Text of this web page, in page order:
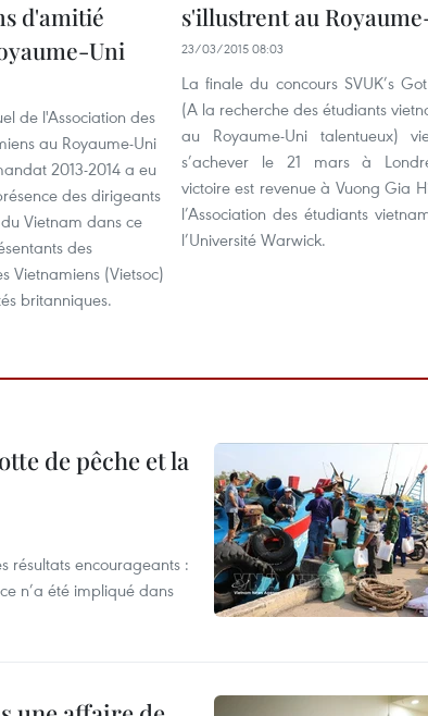
d'amitié
Uni
de l'Association des
au Royaume-Uni
2013-2014 a eu
des dirigeants
Vietnam dans ce
des
Vietnamiens (Vietsoc)
britanniques.
s'illustrent au
23/03/2015 08:03
La finale du concours SVUK’s
(A la recherche des étudiants
au Royaume-Uni talentueux)
s’achever le 21 mars à
victoire est revenue à Vuong Gia
l’Association des étudiants
l’Université Warwick.
de pêche et la
résultats encourageants :
n’a été impliqué dans